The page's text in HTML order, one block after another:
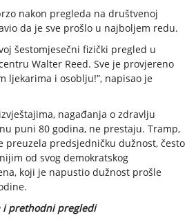
nakon pregleda na društvenoj
da je sve prošlo u najboljem redu.
šestomjesečni fizički pregled u
Walter Reed. Sve je provjereno
ljekarima i osoblju!”, napisao je
nagađanja o zdravlju
puni 80 godina, ne prestaju. Tramp,
preuzela predsjedničku dužnost, često
od svog demokratskog
koji je napustio dužnost prošle
i prethodni pregledi